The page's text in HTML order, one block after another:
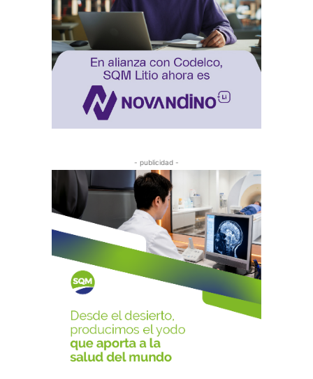
- publicidad -